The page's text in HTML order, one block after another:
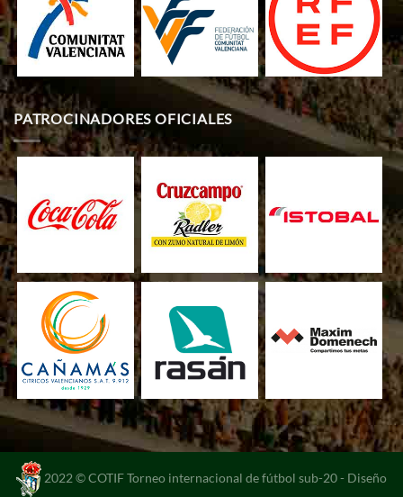
PATROCINADORES OFICIALES
2022 © COTIF Torneo internacional de fútbol sub-20 - Diseño